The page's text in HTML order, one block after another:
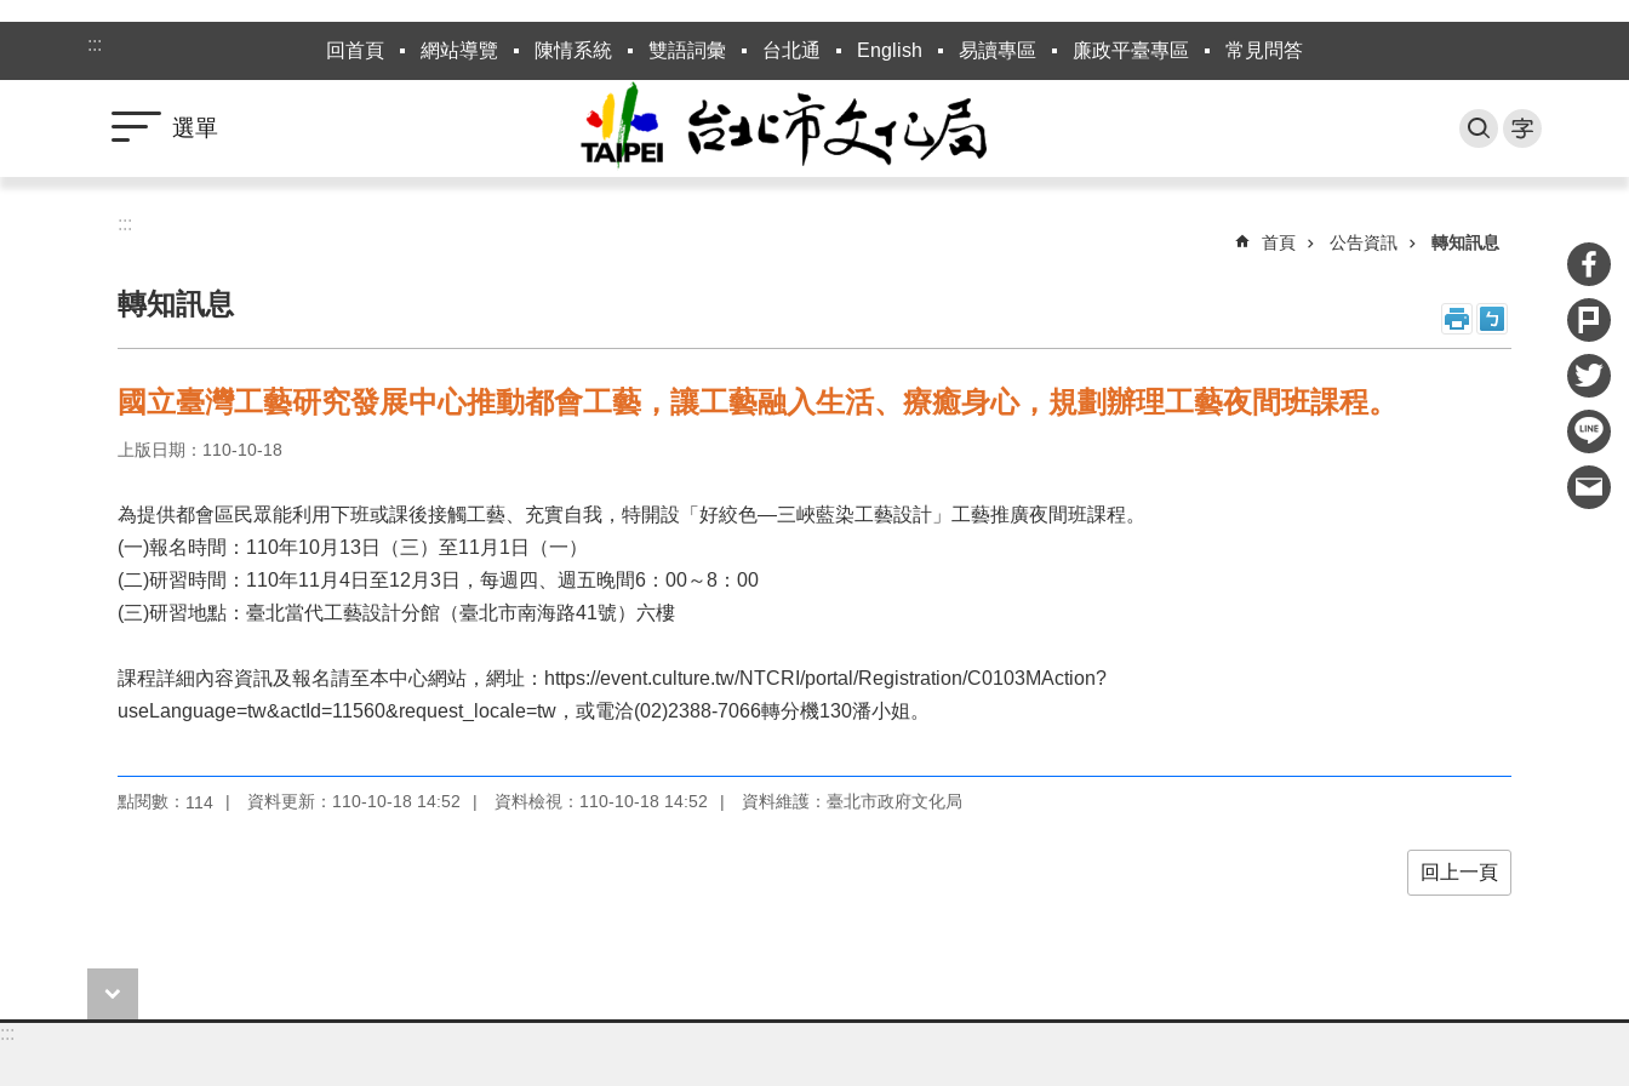
跳到主要內容區塊
:::
回首頁 網站導覽 陳情系統 雙語詞彙 台北通 English 易讀專區 廉政平臺專區 常見問答
選單
:::
首頁 公告資訊 轉知訊息
轉知訊息
國立臺灣工藝研究發展中心推動都會工藝，讓工藝融入生活、療癒身心，規劃辦理工藝夜間班課程。
上版日期：110-10-18
為提供都會區民眾能利用下班或課後接觸工藝、充實自我，特開設「好絞色—三峽藍染工藝設計」工藝推廣夜間班課程。
(一)報名時間：110年10月13日（三）至11月1日（一）
(二)研習時間：110年11月4日至12月3日，每週四、週五晚間6：00～8：00
(三)研習地點：臺北當代工藝設計分館（臺北市南海路41號）六樓
課程詳細內容資訊及報名請至本中心網站，網址：https://event.culture.tw/NTCRI/portal/Registration/C0103MAction?
useLanguage=tw&actId=11560&request_locale=tw，或電洽(02)2388-7066轉分機130潘小姐。
點閱數： 114 資料更新：110-10-18 14:52 資料檢視：110-10-18 14:52 資料維護：臺北市政府文化局
回上一頁
:::